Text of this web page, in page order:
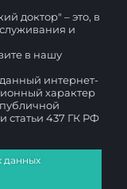
доктор" – это, в
и
в нашу
данный интернет-
характер
статьи 437 ГК РФ
данных